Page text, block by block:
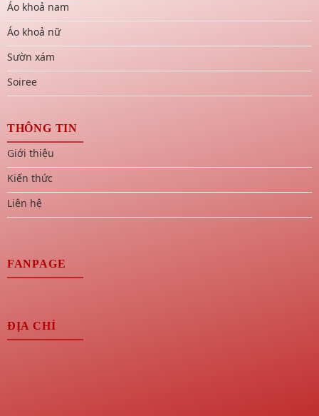
Áo khoả nam
Áo khoả nữ
Sườn xám
Soiree
THÔNG TIN
Giới thiệu
Kiến thức
Liên hệ
FANPAGE
ĐỊA CHỈ